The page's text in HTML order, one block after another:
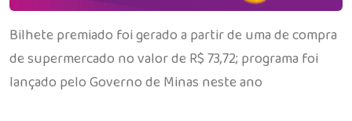
Bilhete premiado foi gerado a partir de uma de compra
de supermercado no valor de R$ 73,72; programa foi
lançado pelo Governo de Minas neste ano